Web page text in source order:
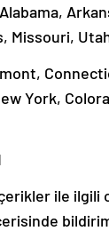
Missouri,
York,
ile